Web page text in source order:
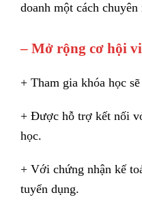
doanh một cách
– Mở rộng cơ hội
+ Tham gia khóa học
+ Được hỗ trợ kết nối
học.
+ Với chứng nhận kế
tuyển dụng.